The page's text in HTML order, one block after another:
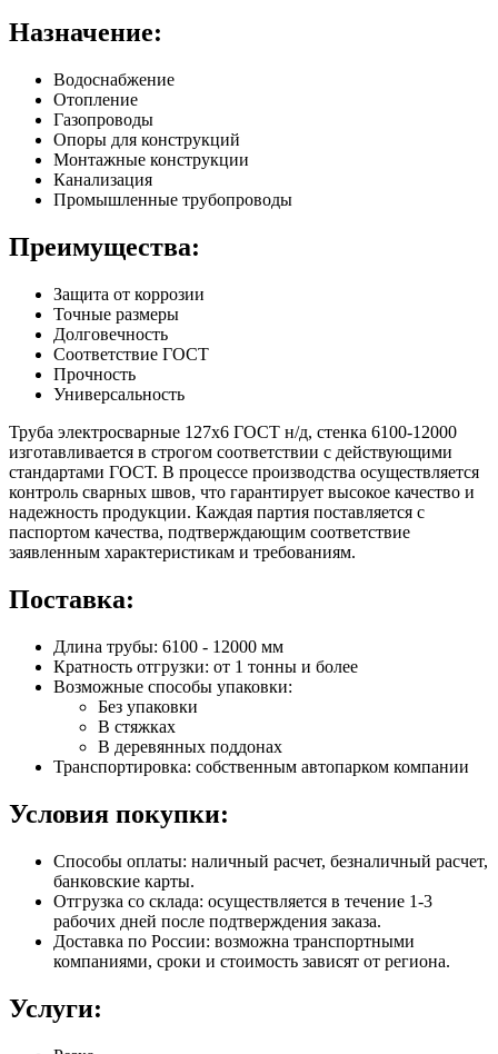
Назначение:
Водоснабжение
Отопление
Газопроводы
Опоры для конструкций
Монтажные конструкции
Канализация
Промышленные трубопроводы
Преимущества:
Защита от коррозии
Точные размеры
Долговечность
Соответствие ГОСТ
Прочность
Универсальность
Труба электросварные 127х6 ГОСТ н/д, стенка 6100-12000
изготавливается в строгом соответствии с действующими
стандартами ГОСТ. В процессе производства осуществляется
контроль сварных швов, что гарантирует высокое качество и
надежность продукции. Каждая партия поставляется с
паспортом качества, подтверждающим соответствие
заявленным характеристикам и требованиям.
Поставка:
Длина трубы: 6100 - 12000 мм
Кратность отгрузки: от 1 тонны и более
Возможные способы упаковки:
Без упаковки
В стяжках
В деревянных поддонах
Транспортировка: собственным автопарком компании
Условия покупки:
Способы оплаты: наличный расчет, безналичный расчет,
банковские карты.
Отгрузка со склада: осуществляется в течение 1-3
рабочих дней после подтверждения заказа.
Доставка по России: возможна транспортными
компаниями, сроки и стоимость зависят от региона.
Услуги: